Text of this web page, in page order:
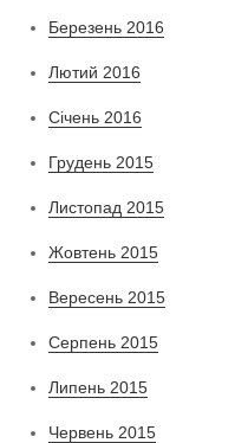
Березень 2016
Лютий 2016
Січень 2016
Грудень 2015
Листопад 2015
Жовтень 2015
Вересень 2015
Серпень 2015
Липень 2015
Червень 2015